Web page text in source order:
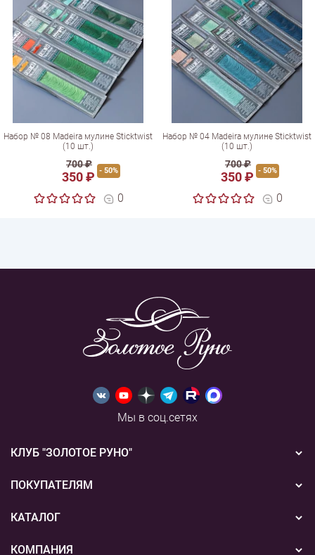
Набор № 08 Madeira мулине Sticktwist
(10 шт.)
700 ₽
350 ₽ - 50%
0
Набор № 04 Madeira мулине Sticktwist
(10 шт.)
700 ₽
350 ₽ - 50%
0
Мы в соц.сетях
КЛУБ "ЗОЛОТОЕ РУНО"
Новости
Акции
ПОКУПАТЕЛЯМ
Бонусная система
Подарочные сертификаты
КАТАЛОГ
Вышивка
КОМПАНИЯ